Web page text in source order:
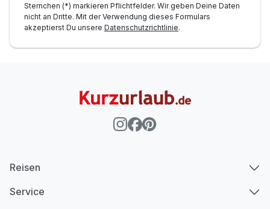
Sternchen (*) markieren Pflichtfelder. Wir geben Deine Daten
nicht an Dritte. Mit der Verwendung dieses Formulars
akzeptierst Du unsere Datenschutzrichtlinie.
Reisen
Service